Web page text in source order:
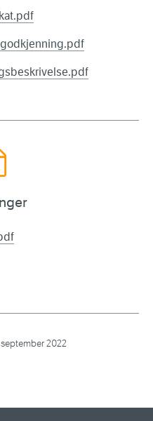
september 2022